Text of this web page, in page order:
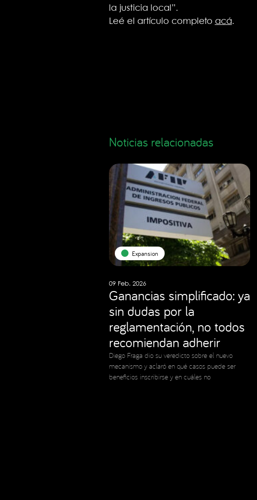
la justicia local”.
Leé el artículo completo acá.
Noticias relacionadas
Expansion
09 Feb. 2026
Ganancias simplificado: ya
sin dudas por la
reglamentación, no todos
recomiendan adherir
Diego Fraga dio su veredicto sobre el nuevo
mecanismo y aclaró en qué casos puede ser
beneficios inscribirse y en cuáles no